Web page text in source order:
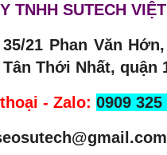
TNHH SUTECH
35/21 Phan Văn
Thới Nhất, quận
- Zalo: 0909 325